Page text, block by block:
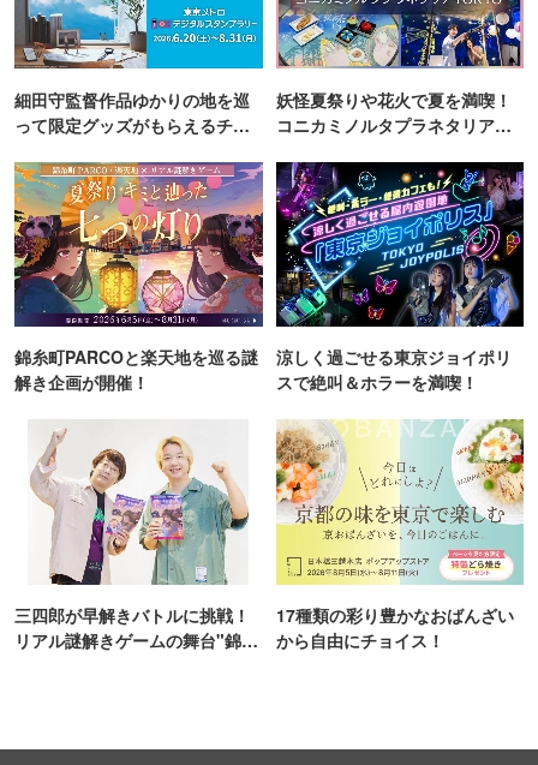
細田守監督作品ゆかりの地を巡
って限定グッズがもらえるチャ
妖怪夏祭りや花火で夏を満喫！
コニカミノルタプラネタリア
錦糸町PARCOと楽天地を巡る謎
解き企画が開催！
涼しく過ごせる東京ジョイポリ
スで絶叫＆ホラーを満喫！
三四郎が早解きバトルに挑戦！
リアル謎解きゲームの舞台"錦糸
17種類の彩り豊かなおばんざい
から自由にチョイス！